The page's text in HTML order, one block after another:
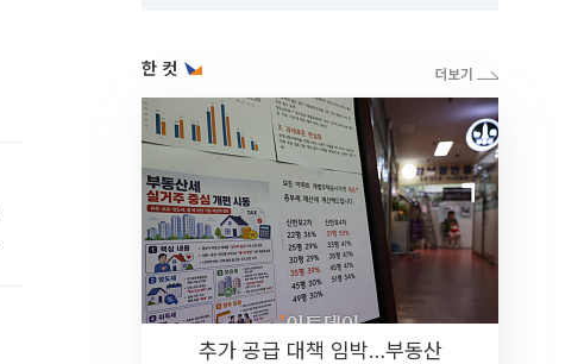
한 컷
추가 공급 대책 임박…부동산